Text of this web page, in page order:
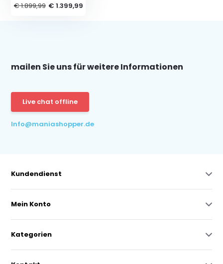
€ 1.899,99 € 1.399,99
mailen Sie uns für weitere Informationen
Live chat offline
Info@maniashopper.de
Kundendienst
Mein Konto
Kategorien